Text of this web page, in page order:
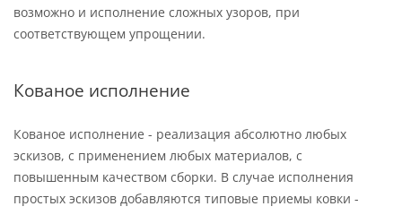
возможно и исполнение сложных узоров, при
соответствующем упрощении.
Кованое исполнение
Кованое исполнение - реализация абсолютно любых
эскизов, с применением любых материалов, с
повышенным качеством сборки. В случае исполнения
простых эскизов добавляются типовые приемы ковки -